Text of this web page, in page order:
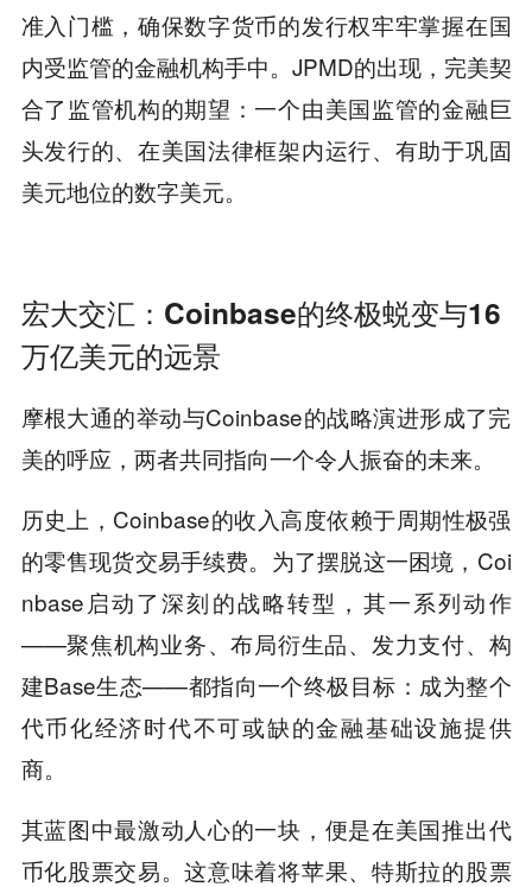
准入门槛，确保数字货币的发行权牢牢掌握在国
内受监管的金融机构手中。JPMD的出现，完美契
合了监管机构的期望：一个由美国监管的金融巨
头发行的、在美国法律框架内运行、有助于巩固
美元地位的数字美元。
宏大交汇：Coinbase的终极蜕变与16
万亿美元的远景
摩根大通的举动与Coinbase的战略演进形成了完
美的呼应，两者共同指向一个令人振奋的未来。
历史上，Coinbase的收入高度依赖于周期性极强
的零售现货交易手续费。为了摆脱这一困境，Coi
nbase启动了深刻的战略转型，其一系列动作
——聚焦机构业务、布局衍生品、发力支付、构
建Base生态——都指向一个终极目标：成为整个
代币化经济时代不可或缺的金融基础设施提供
商。
其蓝图中最激动人心的一块，便是在美国推出代
币化股票交易。这意味着将苹果、特斯拉的股票